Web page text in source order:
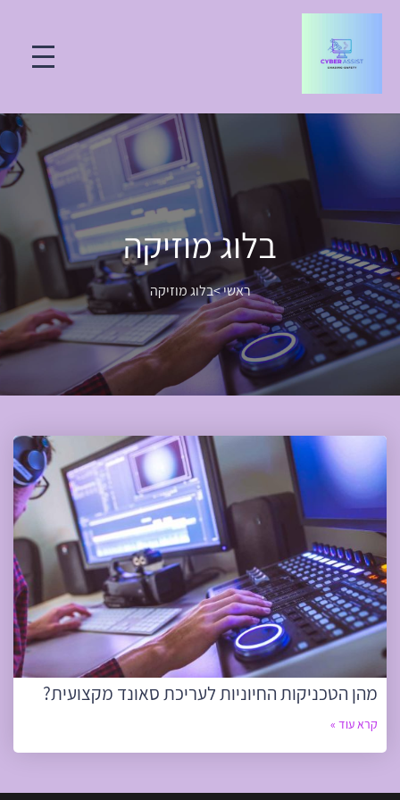
בלוג מוזיקה
ראשי>בלוג מוזיקה
מהן הטכניקות החיוניות לעריכת סאונד מקצועית?
קרא עוד »